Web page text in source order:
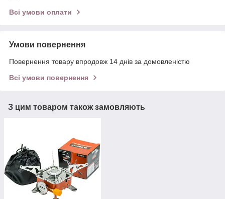
Всі умови оплати
Умови повернення
Повернення товару впродовж 14 днів за домовленістю
Всі умови повернення
З цим товаром також замовляють